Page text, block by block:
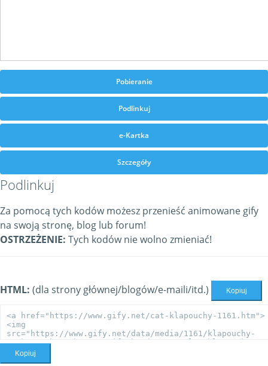
Pobieranie
Podlinkuj
e-Kartka
Szczegóły
Podlinkuj
Za pomocą tych kodów możesz przenieść animowane gify
na swoją stronę, blog lub forum!
OSTRZEŻENIE: Tych kodów nie wolno zmieniać!
HTML: (dla strony głównej/blogów/e-maili/itd.) Kopiuj
Kopiuj